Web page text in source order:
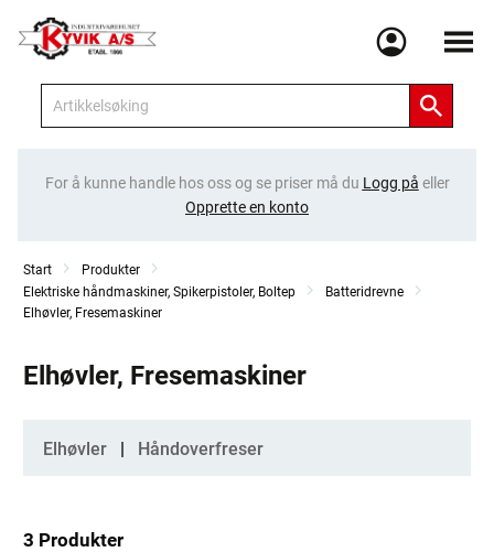
Meny
For å kunne handle hos oss og se priser må du Logg på eller
Opprette en konto
Start
Produkter
Elektriske håndmaskiner, Spikerpistoler, Boltep
Batteridrevne
Elhøvler, Fresemaskiner
Elhøvler, Fresemaskiner
Kategorier
Elhøvler Håndoverfreser
3 Produkter